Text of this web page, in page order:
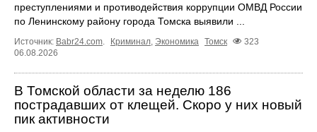
преступлениями и противодействия коррупции ОМВД России
по Ленинскому району города Томска выявили ...
Источник: Babr24.com. Криминал, Экономика Томск
323
06.08.2026
В Томской области за неделю 186
пострадавших от клещей. Скоро у них новый
пик активности